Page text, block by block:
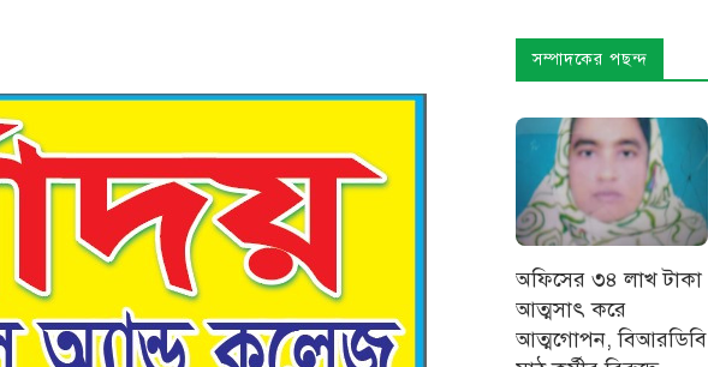
সম্পাদকের পছন্দ
অফিসের ৩৪ লাখ টাকা
আত্মসাৎ করে
আত্মগোপন, বিআরডিবি